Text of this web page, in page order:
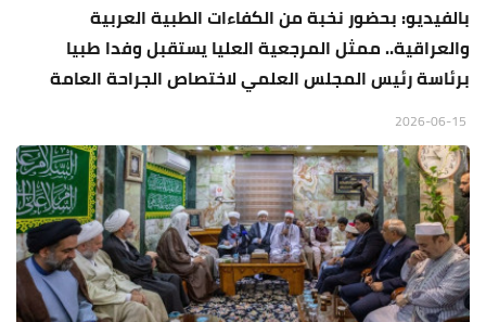
بالفيديو: بحضور نخبة من الكفاءات الطبية العربية
والعراقية.. ممثل المرجعية العليا يستقبل وفدا طبيا
برئاسة رئيس المجلس العلمي لاختصاص الجراحة العامة